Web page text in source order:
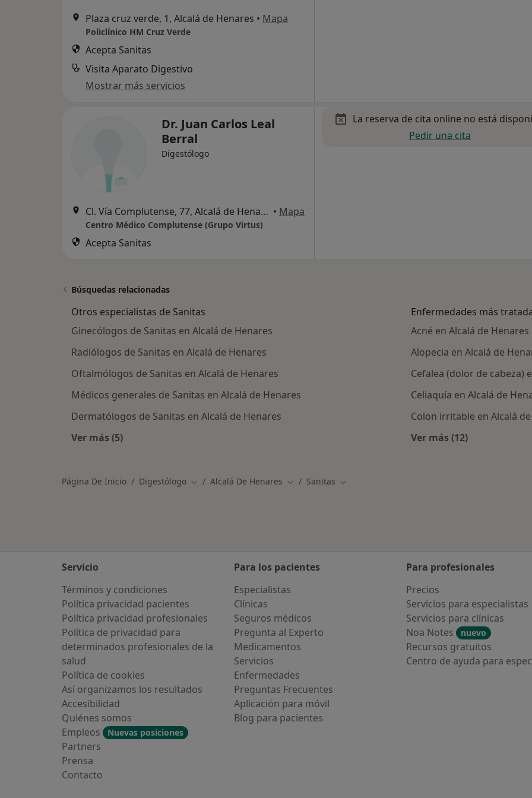
Plaza cruz verde, 1, Alcalá de Henares • Mapa
Policlínico HM Cruz Verde
Acepta Sanitas
Visita Aparato Digestivo
Mostrar más servicios
Dr. Juan Carlos Leal
Berral
Digestólogo
Cl. Vía Complutense, 77, Alcalá de Henares • Mapa
Centro Médico Complutense (Grupo Virtus)
Acepta Sanitas
La reserva de cita online no está
Pedir una cita
Búsquedas relacionadas
Otros especialistas de Sanitas
Ginecólogos de Sanitas en Alcalá de Henares
Radiólogos de Sanitas en Alcalá de Henares
Oftalmólogos de Sanitas en Alcalá de Henares
Médicos generales de Sanitas en Alcalá de Henares
Dermatólogos de Sanitas en Alcalá de Henares
Ver más (5)
Enfermedades más
Acné en Alcalá de Henares
Alopecia en Alcalá de
Cefalea (dolor de cabeza)
Celiaquía en Alcalá de
Colon irritable en Alcalá
Ver más (12)
Página De Inicio Digestólogo Cambiar de ciudad
Alcalá De Henares Cambiar de ciudad
Sanitas Cambiar de ciudad
Servicio
Términos y condiciones
Política privacidad pacientes
Política privacidad profesionales
Política de privacidad para
determinados profesionales de la
salud
Política de cookies
Así organizamos los resultados
Accesibilidad
Quiénes somos
Empleos
Nuevas posiciones
Partners
Prensa
Contacto
Para los pacientes
Especialistas
Clínicas
Seguros médicos
Pregunta al Experto
Medicamentos
Servicios
Enfermedades
Preguntas Frecuentes
Aplicación para móvil
Blog para pacientes
Para profesionales
Precios
Servicios para especialistas
Servicios para clínicas
Noa Notes
nuevo
Recursos gratuitos
Centro de ayuda para